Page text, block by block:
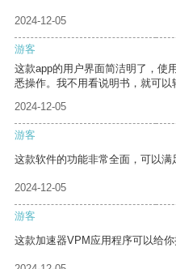
2024-12-05
游客
这款app的用户界面简洁明了，使
悉操作。我不用看说明书，就可以
2024-12-05
游客
这款软件的功能非常全面，可以满
2024-12-05
游客
这款加速器VPM应用程序可以给